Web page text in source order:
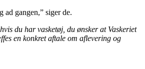
ad gangen,” siger de.
du har vasketøj, du ønsker at Vaskeriet
en konkret aftale om aflevering og